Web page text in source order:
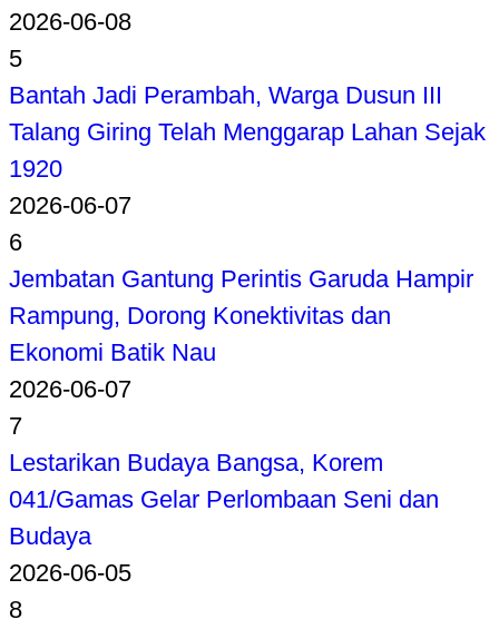
2026-06-08
5
Bantah Jadi Perambah, Warga Dusun III
Talang Giring Telah Menggarap Lahan Sejak
1920
2026-06-07
6
Jembatan Gantung Perintis Garuda Hampir
Rampung, Dorong Konektivitas dan
Ekonomi Batik Nau
2026-06-07
7
Lestarikan Budaya Bangsa, Korem
041/Gamas Gelar Perlombaan Seni dan
Budaya
2026-06-05
8